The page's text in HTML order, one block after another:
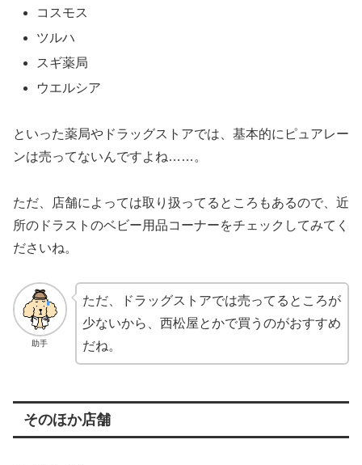
コスモス
ツルハ
スギ薬局
ウエルシア
といった薬局やドラッグストアでは、基本的にピュアレー
ンは売ってないんですよね……。
ただ、店舗によっては取り扱ってるところもあるので、近
所のドラストのベビー用品コーナーをチェックしてみてく
ださいね。
助手
ただ、ドラッグストアでは売ってるところが
少ないから、西松屋とかで買うのがおすすめ
だね。
そのほか店舗